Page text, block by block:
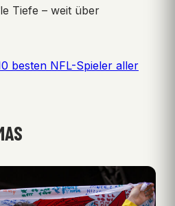
Tiefe – weit über
besten NFL-Spieler aller